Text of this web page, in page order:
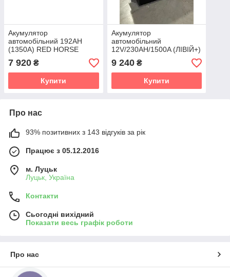
Акумулятор
автомобільний 192AH
(1350A) RED HORSE
(Дніпро)
7 920 ₴
Купити
Акумулятор
автомобільний
12V/230AH/1500A (ЛІВІЙ+)
ENRUN Польща
9 240₴
Купити
Про нас
93% позитивних з 143 відгуків за рік
Працює з 05.12.2016
м. Луцьк
Луцьк, Україна
Контакти
Сьогодні вихідний
Показати весь графік роботи
Про нас